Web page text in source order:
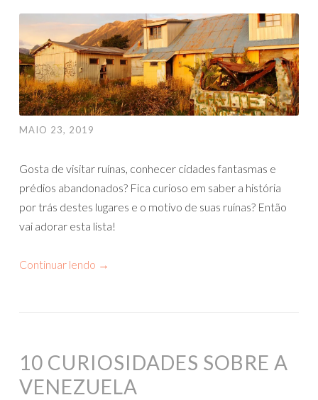
MAIO 23, 2019
Gosta de visitar ruínas, conhecer cidades fantasmas e
prédios abandonados? Fica curioso em saber a história
por trás destes lugares e o motivo de suas ruínas? Então
vai adorar esta lista!
Continuar lendo →
10 CURIOSIDADES SOBRE A
VENEZUELA